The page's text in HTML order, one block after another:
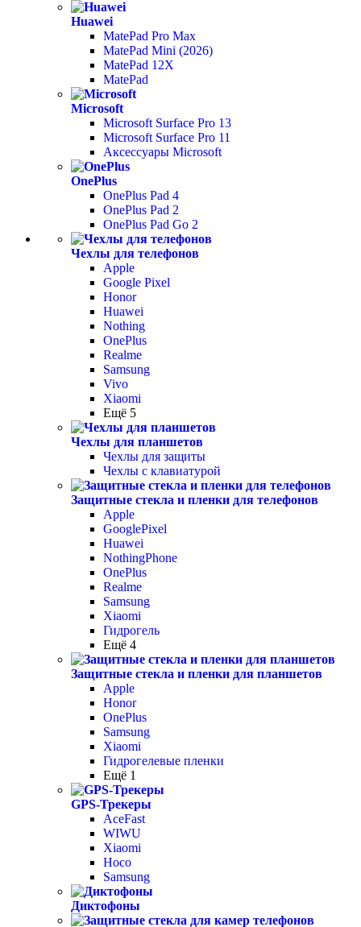
Huawei
MatePad Pro Max
MatePad Mini (2026)
MatePad 12X
MatePad
Microsoft
Microsoft Surface Pro 13
Microsoft Surface Pro 11
Аксессуары Microsoft
OnePlus
OnePlus Pad 4
OnePlus Pad 2
OnePlus Pad Go 2
Чехлы для телефонов
Apple
Google Pixel
Honor
Huawei
Nothing
OnePlus
Realme
Samsung
Vivo
Xiaomi
Ещё 5
Чехлы для планшетов
Чехлы для защиты
Чехлы с клавиатурой
Защитные стекла и пленки для телефонов
Apple
GooglePixel
Huawei
NothingPhone
OnePlus
Realme
Samsung
Xiaomi
Гидрогель
Ещё 4
Защитные стекла и пленки для планшетов
Apple
Honor
OnePlus
Samsung
Xiaomi
Гидрогелевые пленки
Ещё 1
GPS-Трекеры
AceFast
WIWU
Xiaomi
Hoco
Samsung
Диктофоны